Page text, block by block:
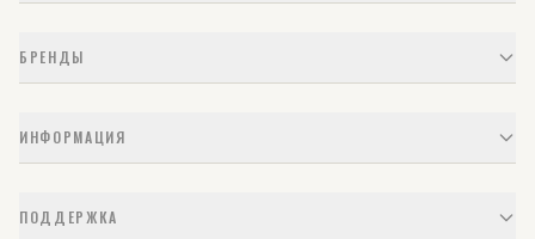
БРЕНДЫ
ИНФОРМАЦИЯ
ПОДДЕРЖКА